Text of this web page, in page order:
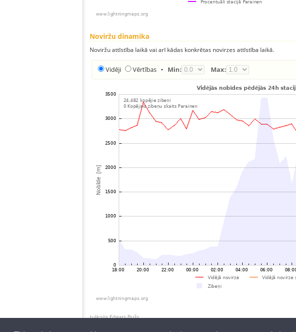
Noviržu dinamika
Noviržu attīstība laikā vai arī kādas konkrētas novirzes attīstība laikā.
Vidēji Vērtības • Min: Max:
tulkojis Edgars Bušs